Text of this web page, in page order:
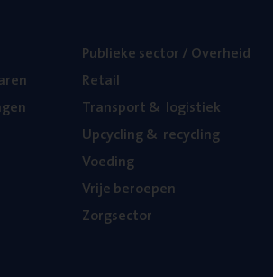
Publie­ke sec­tor / Overheid
Retail
Trans­port& logistiek
Upcy­cling& recycling
Voe­ding
Vrije beroe­pen
Zorg­sec­tor